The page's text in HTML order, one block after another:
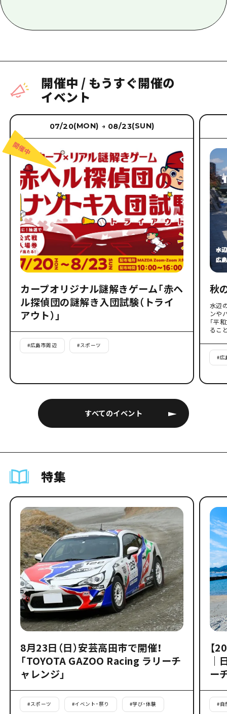
開催中 / もうすぐ開催の
イベント
すべてのイベント
07/20(MON) → 08/23(SUN)
カープオリジナル謎解きゲーム「赤ヘ
ル探偵団の謎解き入団試験（トライ
アウト）」
#広島市周辺 #スポーツ
秋
水辺
ンや
「平
るこ
#広
特集
8月23日（日）安芸高田市で開催！
「TOYOTA GAZOO Racing ラリーチ
ャレンジ」
#スポーツ #イベント・祭り #学び・体験
【
｜
ー
#自